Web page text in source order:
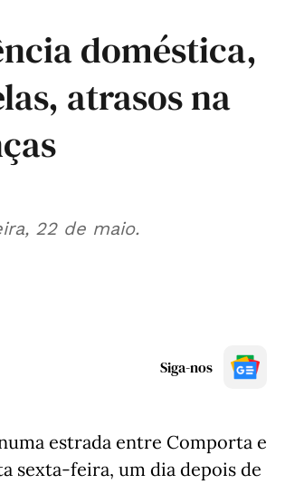
doméstica,
atrasos na
22 de maio.
Siga-nos
estrada entre Comporta e
sexta-feira, um dia depois de